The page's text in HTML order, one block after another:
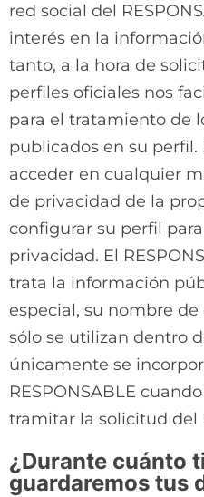
red social del
interés en la
tanto, a la hora de
perfiles oficiales nos
para el tratamiento de
publicados en su perfil.
acceder en cualquier
de privacidad de la
configurar su perfil
privacidad. El
trata la información
especial, su nombre
sólo se utilizan dentro
únicamente se
RESPONSABLE
tramitar la solicitud del
¿Durante cuánto
guardaremos tus